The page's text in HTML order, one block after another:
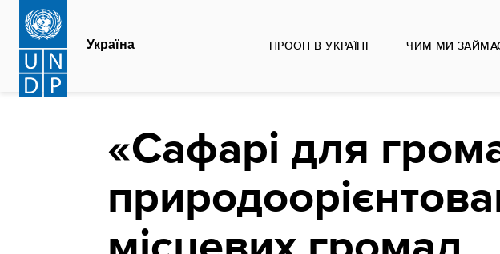
Перейти
основного
вмісту
Україна ПРООН В УКРАЇНІ ЧИМ МИ
«Сафарі для